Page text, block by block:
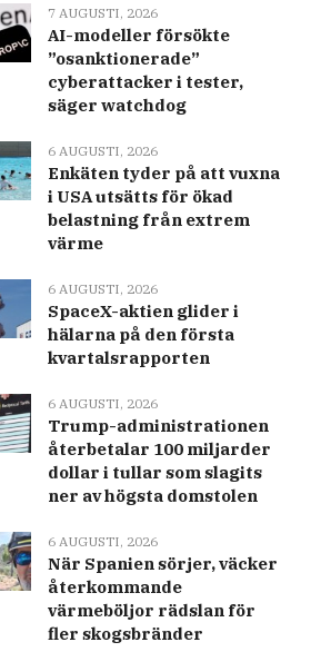
7 AUGUSTI, 2026
AI-modeller försökte
”osanktionerade”
cyberattacker i tester,
säger watchdog
6 AUGUSTI, 2026
Enkäten tyder på att vuxna
i USA utsätts för ökad
belastning från extrem
värme
6 AUGUSTI, 2026
SpaceX-aktien glider i
hälarna på den första
kvartalsrapporten
6 AUGUSTI, 2026
Trump-administrationen
återbetalar 100 miljarder
dollar i tullar som slagits
ner av högsta domstolen
6 AUGUSTI, 2026
När Spanien sörjer, väcker
återkommande
värmeböljor rädslan för
fler skogsbränder